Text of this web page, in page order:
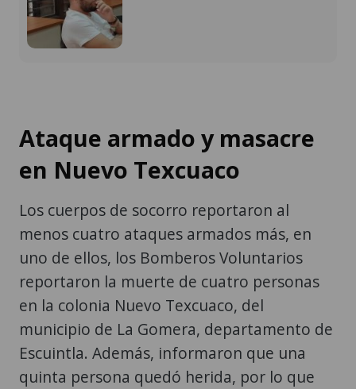
Ataque armado y masacre
en Nuevo Texcuaco
Los cuerpos de socorro reportaron al
menos cuatro ataques armados más, en
uno de ellos, los Bomberos Voluntarios
reportaron la muerte de cuatro personas
en la colonia Nuevo Texcuaco, del
municipio de La Gomera, departamento de
Escuintla. Además, informaron que una
quinta persona quedó herida, por lo que